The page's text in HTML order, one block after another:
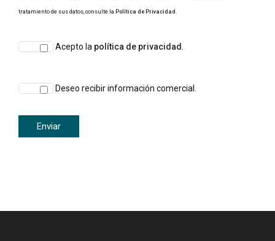
tratamiento de sus datos, consulte la Política de Privacidad .
Acepto la política de privacidad.
Deseo recibir información comercial.